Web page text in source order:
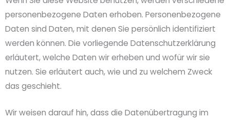
personenbezogene Daten erhoben. Personenbezogene
Daten sind Daten, mit denen Sie persönlich identifiziert
werden können. Die vorliegende Datenschutzerklärung
erläutert, welche Daten wir erheben und wofür wir sie
nutzen. Sie erläutert auch, wie und zu welchem Zweck
das geschieht.
Wir weisen darauf hin, dass die Datenübertragung im